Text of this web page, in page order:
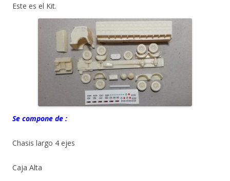
Este es el Kit.
Se compone de :
Chasis largo 4 ejes
Caja Alta